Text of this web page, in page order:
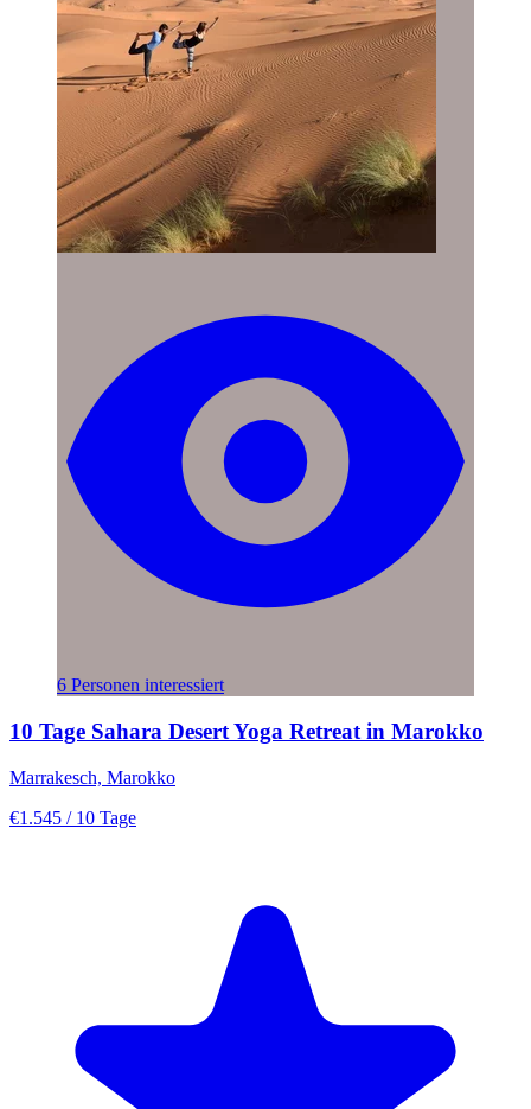
6 Personen interessiert
10 Tage Sahara Desert Yoga Retreat in Marokko
Marrakesch, Marokko
€1.545 / 10 Tage